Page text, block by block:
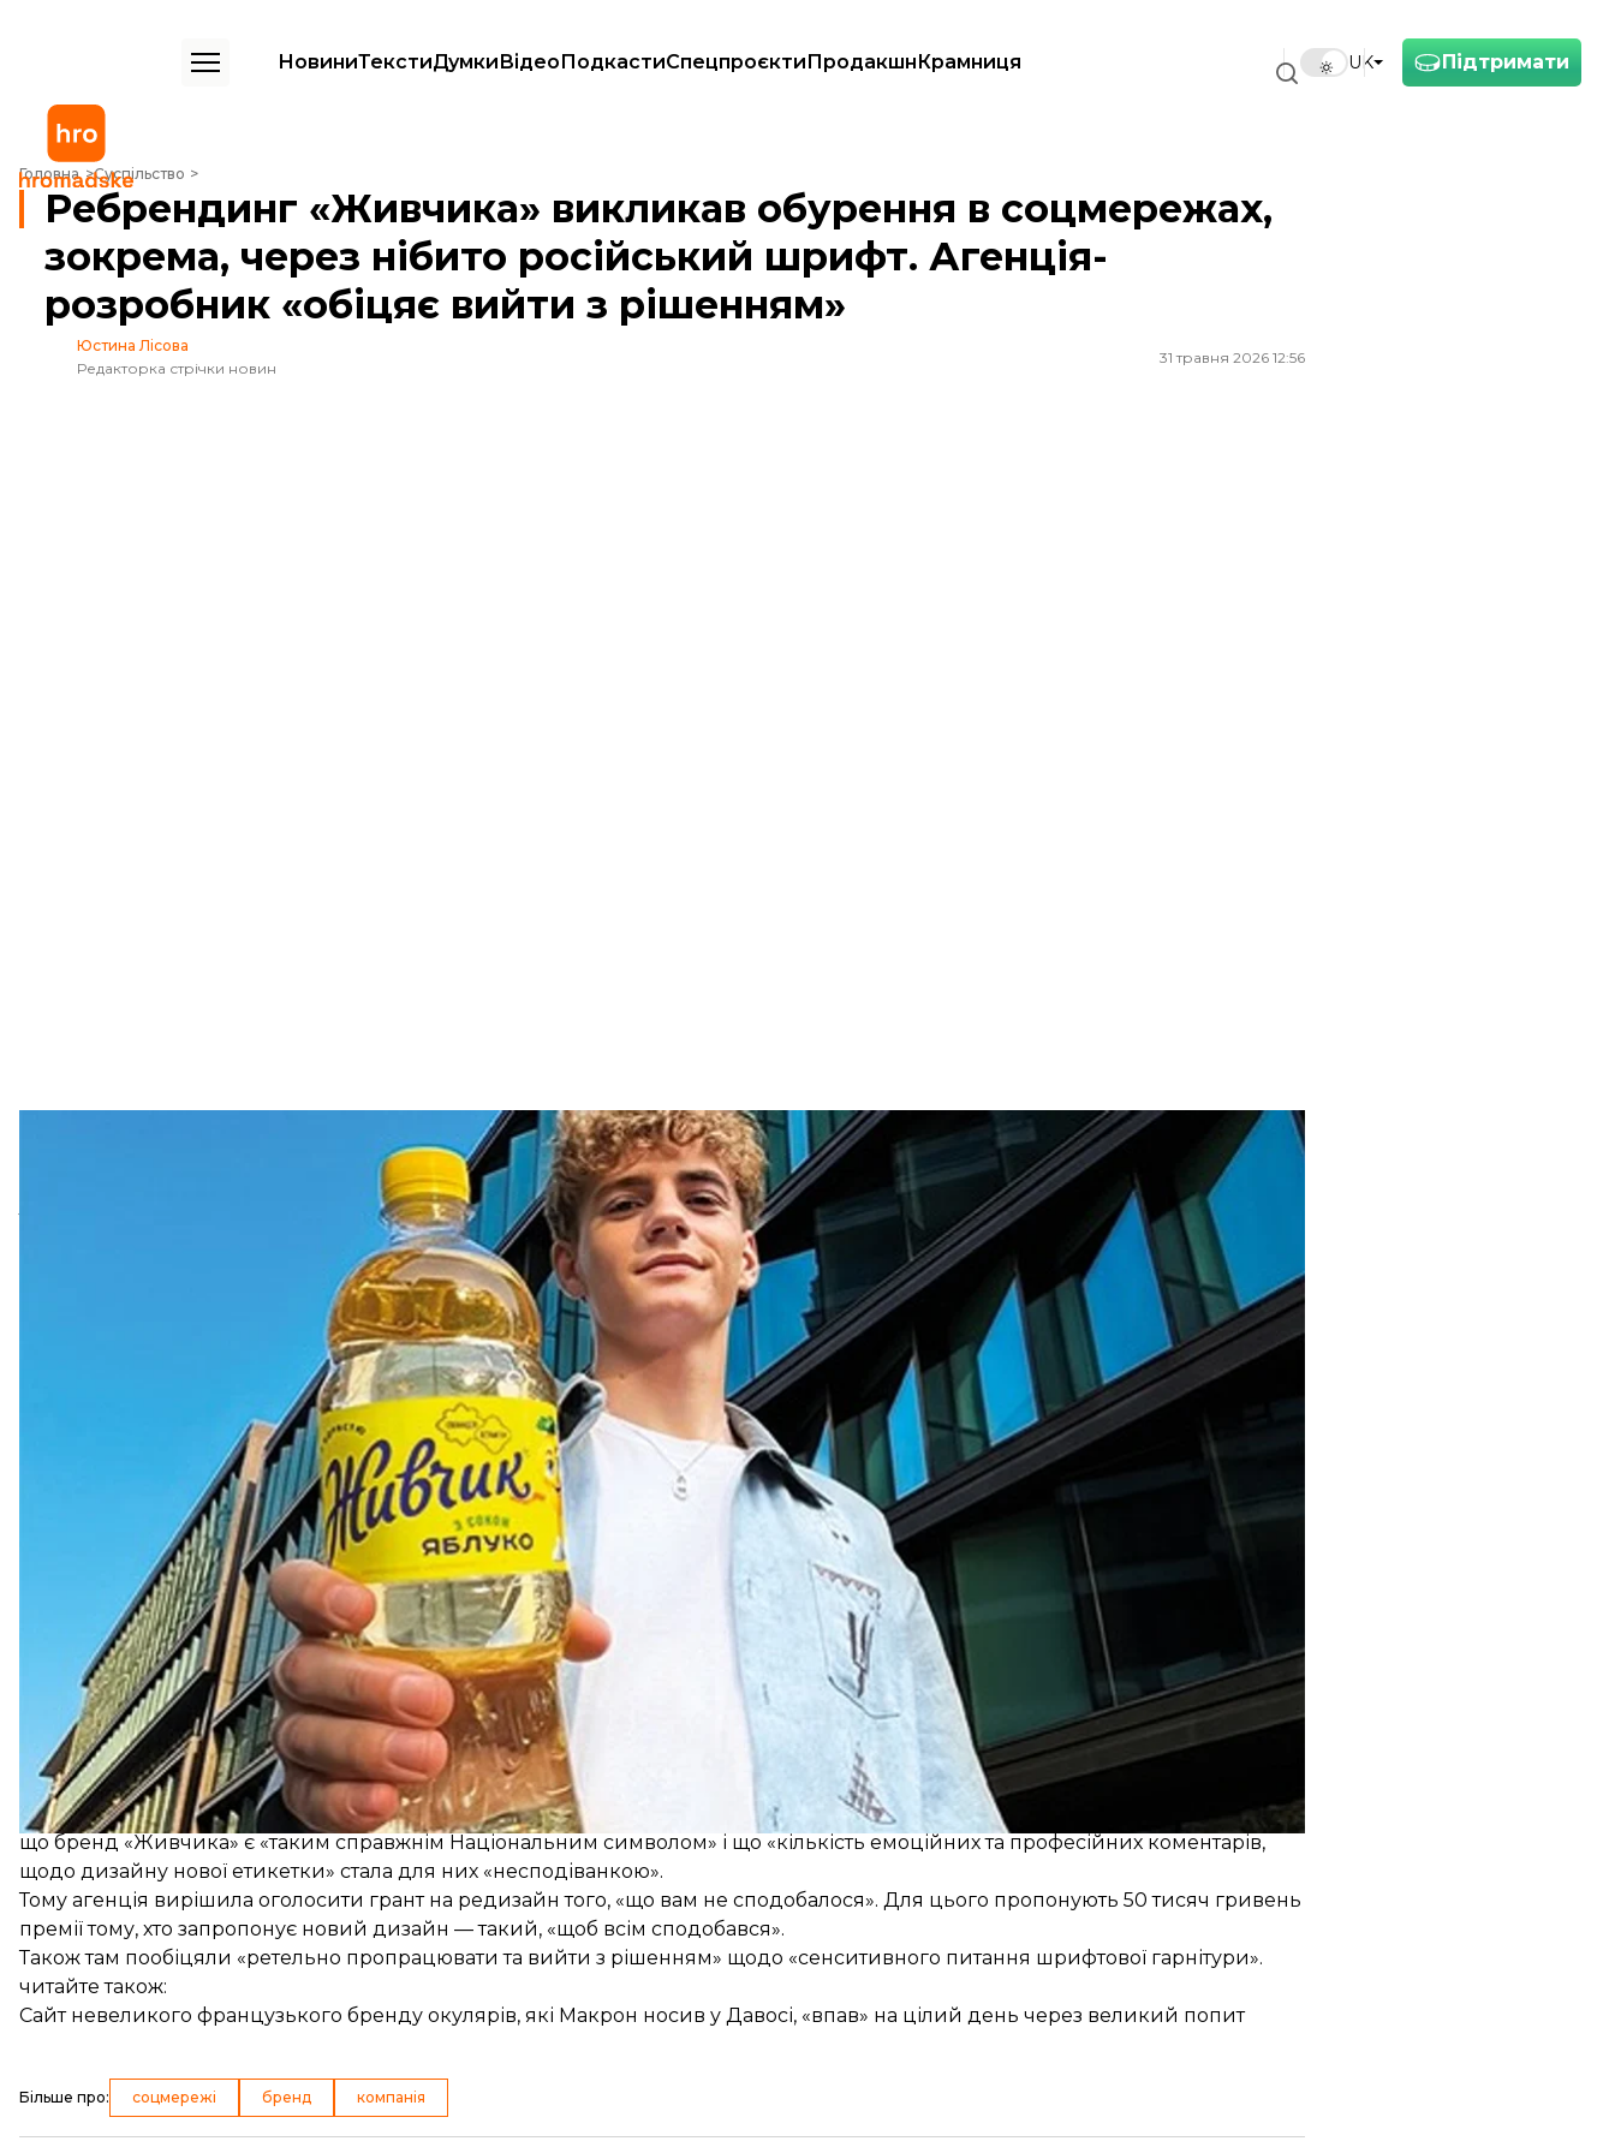
Підтримати
UK
НовиниТекстиДумкиВідеоПодкастиСпецпроєктиПродакшнКрамниця
Головна Суспільство
Ребрендинг «Живчика» викликав обурення в соцмережах, зокрема, через нібито російський шрифт. Агенція-розробник «обіцяє вийти з рішенням»
Ребрендинг «Живчика» викликав обурення в соцмережах,
зокрема, через нібито російський шрифт. Агенція-
розробник «обіцяє вийти з рішенням»
Юстина Лісова
Редакторка стрічки новин
31 травня 2026 12:56
Нова упаковка «Живчика» викликала критику в соцмережах
ТМ «Живчик»
Бренд українського напою «Живчик» змінив своюайдентику, однак її розкритикували у соцмережах через відмову від
традиційного дизайну, а також використання російського шрифту.
повідомиву соцмережах.
«”Живчик” виріс та змінився разом із тобою! Енергія, натхнення та знайомий смак — тепер в оновленому пакуванні», —
Зміни передбачають іншу форму пляшки, а також стиль оформлення етикетки, яка стала більш стриманою і з меншою
Водночас у соцмережах нове візуальне оформлення критикували не тільки через відхід від звичного дизайну, який, як
згадували коментатори, для багатьох асоціюється з дитинством, а й через одну зі шрифтових гарнітур на етикетці, схожу на
гарнітуру під назвою Road Radio. Її розробила під псевдонімом Glen Jan дизайнерка російського походження Elena Kowalski.
У креативній агенції Brain Tank, яка розробляла нову айдентику,
відреагували
на критику, заявивши, що не здогадувались,
що бренд «Живчика» є «таким справжнім Національним символом» і що «кількість емоційних та професійних коментарів,
щодо дизайну нової етикетки» стала для них «несподіванкою».
Тому агенція вирішила оголосити грант на редизайн того, «що вам не сподобалося». Для цього пропонують 50 тисяч гривень
премії тому, хто запропонує новий дизайн — такий, «щоб всім сподобався».
Також там пообіцяли «ретельно пропрацювати та вийти з рішенням» щодо «сенситивного питання шрифтової гарнітури».
читайте також:
Сайт невеликого французького бренду окулярів, які Макрон носив у Давосі, «впав» на цілий день через великий попит
Більше про: соцмережі бренд компанія